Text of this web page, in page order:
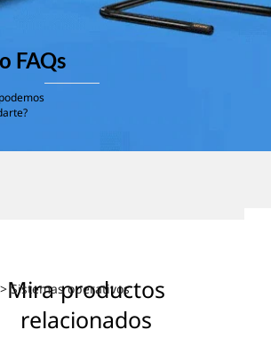
> Sistemas operativos
FAQs
Mira productos
relacionados